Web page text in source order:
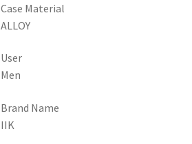
Case Material
ALLOY
User
Men
Brand Name
IIK